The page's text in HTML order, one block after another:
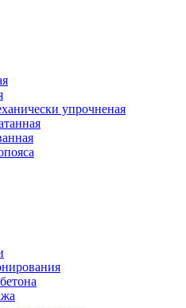
упрочненая